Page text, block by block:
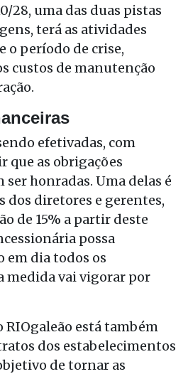
28, uma das duas pistas
terá as atividades
o período de crise,
custos de manutenção
efetivadas, com
que as obrigações
honradas. Uma delas é
dos diretores e gerentes,
de 15% a partir deste
possa
dia todos os
medida vai vigorar por
RIOgaleão está também
dos estabelecimentos
de tornar as